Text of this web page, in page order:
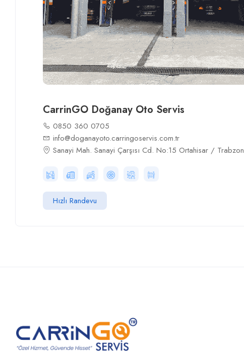
CarrinGO Doğanay Oto Servis
0850 360 0705
info@doganayoto.carringoservis.com.tr
Sanayi Mah. Sanayi Çarşısı Cd. No:15 Ortahisar / Trabzon
Hızlı Randevu